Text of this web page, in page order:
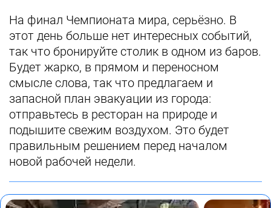
На финал Чемпионата мира, серьёзно. В
этот день больше нет интересных событий,
так что бронируйте столик в одном из баров.
Будет жарко, в прямом и переносном
смысле слова, так что предлагаем и
запасной план эвакуации из города:
отправьтесь в ресторан на природе и
подышите свежим воздухом. Это будет
правильным решением перед началом
новой рабочей недели.